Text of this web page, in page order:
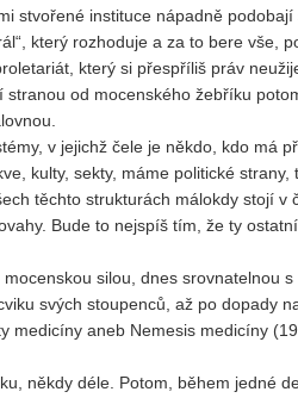
3-2017
2-2017
1-2017
4-2016
stvořené instituce nápadně
který rozhoduje a za to bere vše,
který si přespříliš práv
stranou od mocenského žebříku
v jejichž čele je někdo, kdo má
kulty, sekty, máme politické
těchto strukturách málokdy stojí v
Bude to nejspíš tím, že ty
silou, dnes srovnatelnou
svých stoupenců, až po dopady
medicíny aneb Nemesis medicíny
někdy déle. Potom, během jedné